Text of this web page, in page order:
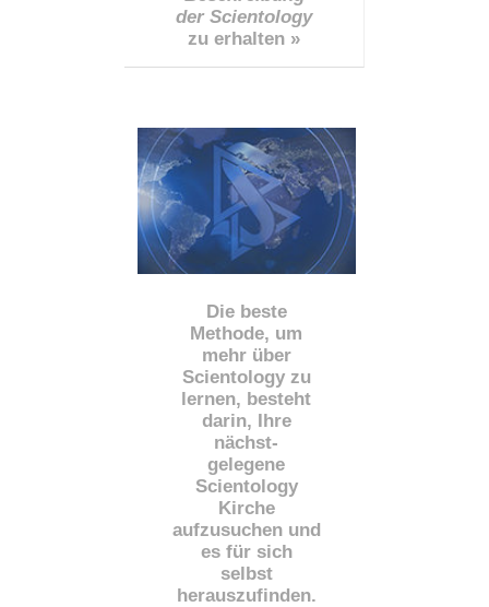
der Scientology
zu erhalten »
Die beste
Methode, um
mehr über
Scientology zu
lernen, besteht
darin, Ihre
nächst-
gelegene
Scientology
Kirche
aufzusuchen und
es für sich
selbst
herauszufinden.